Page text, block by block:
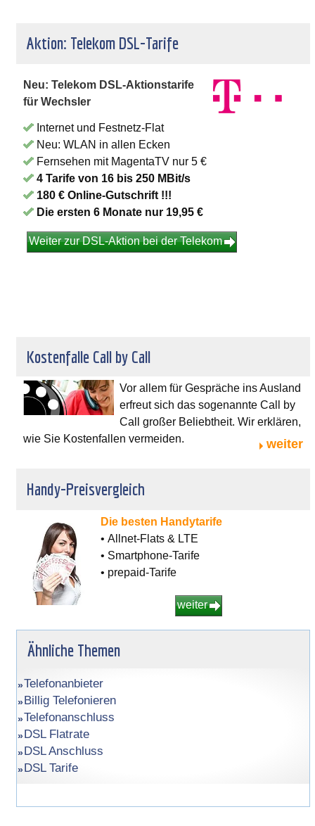
Aktion: Telekom DSL-Tarife
Neu: Telekom DSL-Aktionstarife
für Wechsler
Internet und Festnetz-Flat
Neu: WLAN in allen Ecken
Fernsehen mit MagentaTV nur 5 €
4 Tarife von 16 bis 250 MBit/s
180 € Online-Gutschrift !!!
Die ersten 6 Monate nur 19,95 €
Weiter zur DSL-Aktion bei der Telekom
Kostenfalle Call by Call
Vor allem für Gespräche ins Ausland
erfreut sich das sogenannte Call by
Call großer Beliebtheit. Wir erklären,
wie Sie Kostenfallen vermeiden.
weiter
Handy-Preisvergleich
Die besten Handytarife
• Allnet-Flats & LTE
• Smartphone-Tarife
• prepaid-Tarife
weiter
Ähnliche Themen
Telefonanbieter
Billig Telefonieren
Telefonanschluss
DSL Flatrate
DSL Anschluss
DSL Tarife